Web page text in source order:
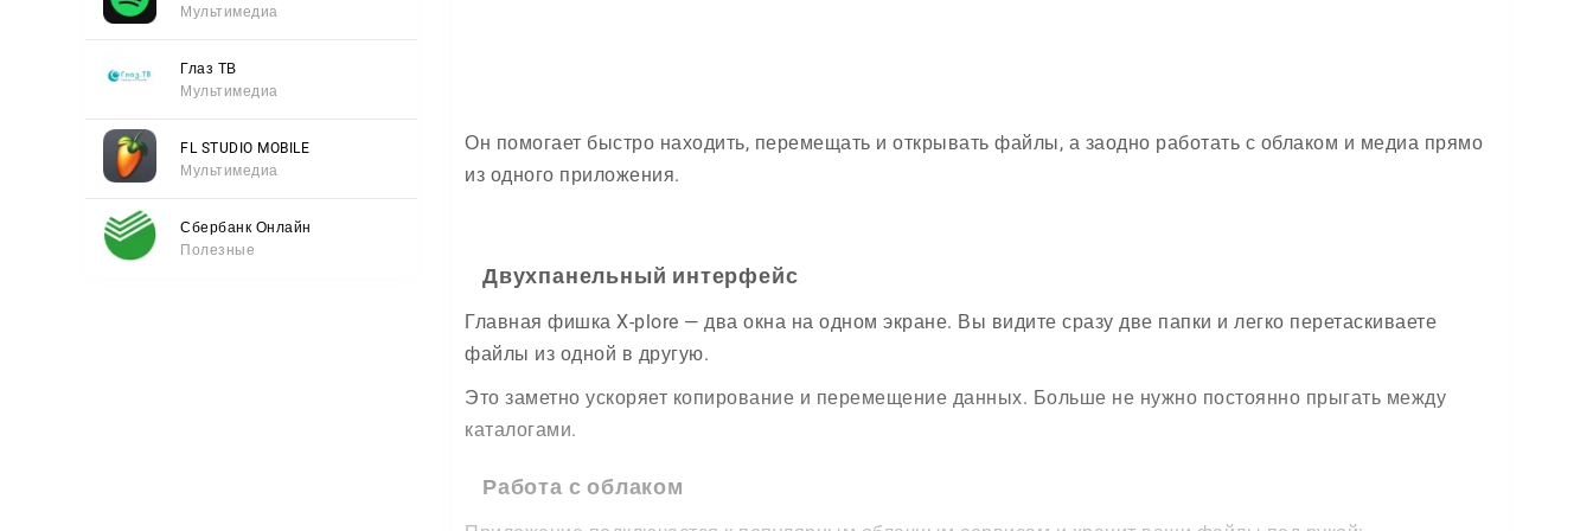
Мультимедиа
Глаз ТВ
Мультимедиа
FL STUDIO MOBILE
Мультимедиа
Сбербанк Онлайн
Полезные
Он помогает быстро находить, перемещать и открывать файлы, а заодно работать с облаком и медиа прямо
из одного приложения.
Двухпанельный интерфейс
Главная фишка X-plore — два окна на одном экране. Вы видите сразу две папки и легко перетаскиваете
файлы из одной в другую.
Это заметно ускоряет копирование и перемещение данных. Больше не нужно постоянно прыгать между
каталогами.
Работа с облаком